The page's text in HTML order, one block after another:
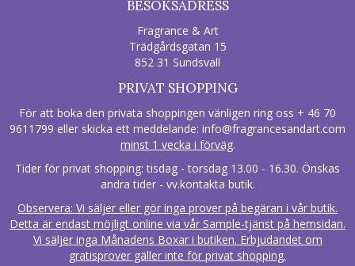
BESÖKSADRESS
Fragrance & Art
Trädgårdsgatan 15
852 31 Sundsvall
PRIVAT SHOPPING
För att boka den privata shoppingen vänligen ring oss + 46 70
9611799 eller skicka ett meddelande: info@fragrancesandart.com
minst 1 vecka i förväg.
Tider för privat shopping: tisdag - torsdag 13.00 - 16.30. Önskas
andra tider - vv.kontakta butik.
Observera: Vi säljer eller gör inga prover på begäran i vår butik.
Detta är endast möjligt online via vår Sample-tjänst på hemsidan.
Vi säljer inga Månadens Boxar i butiken. Erbjudandet om
gratisprover gäller inte för privat shopping.